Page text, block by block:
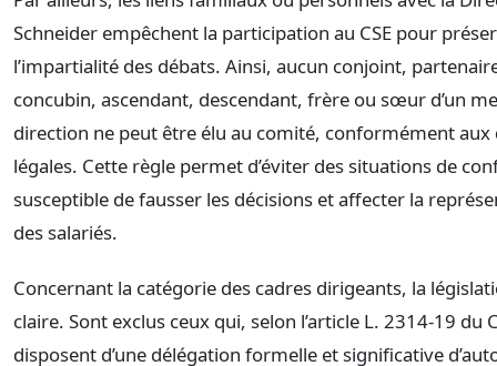
Schneider empêchent la participation au CSE pour
l’impartialité des débats. Ainsi, aucun conjoint,
concubin, ascendant, descendant, frère ou sœur d’un
direction ne peut être élu au comité, conformément aux
légales. Cette règle permet d’éviter des situations de
susceptible de fausser les décisions et affecter la
des salariés.
Concernant la catégorie des cadres dirigeants, la
claire. Sont exclus ceux qui, selon l’article L. 2314-19 du
disposent d’une délégation formelle et significative